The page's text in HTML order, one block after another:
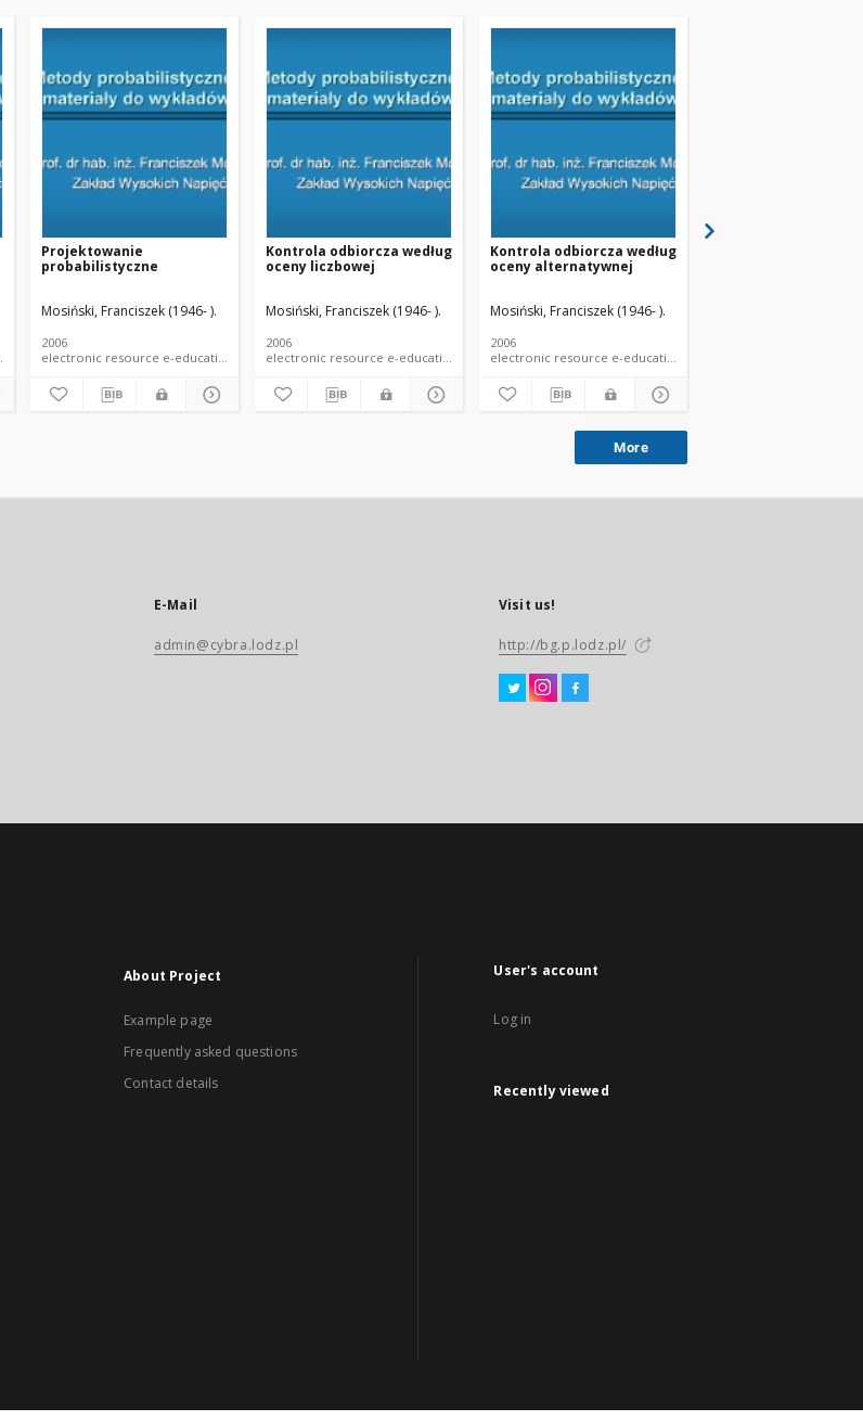
electronic resource e-educational material e-lecture
Projektowanie
probabilistyczne
Mosiński, Franciszek (1946- ).
2006
electronic resource e-educational material e-lecture
Kontrola odbiorcza według
oceny liczbowej
Mosiński, Franciszek (1946- ).
2006
electronic resource e-educational material e-lecture
Kontrola odbiorcza według
oceny alternatywnej
Mosiński, Franciszek (1946- ).
2006
More
E-Mail
admin@cybra.lodz.pl
Visit us!
http://bg.p.lodz.pl/
About Project
Example page
Frequently asked questions
Contact details
User's account
Log in
Recently viewed